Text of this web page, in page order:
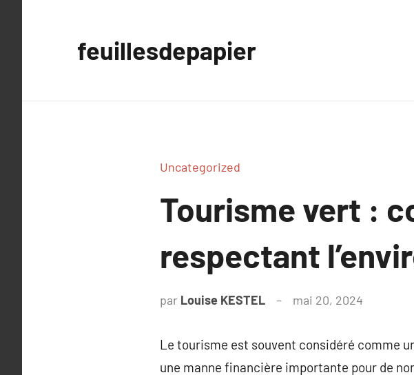
feuillesdepapier
Uncategorized
Tourisme vert :
respectant
par Louise KESTEL mai 20, 2024
Le tourisme est souvent considéré comme
une manne financière importante pour de